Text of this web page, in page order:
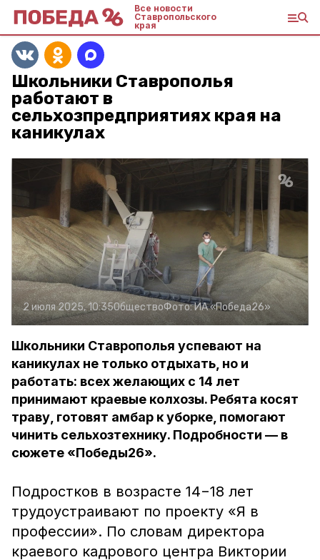
Все новости
Ставропольского
края
Школьники Ставрополья
работают в
сельхозпредприятиях края на
каникулах
2 июля 2025, 10:35ОбществоФото:ИА «Победа26»
Школьники Ставрополья успевают на
каникулах не только отдыхать, но и
работать: всех желающих с 14 лет
принимают краевые колхозы. Ребята косят
траву, готовят амбар к уборке, помогают
чинить сельхозтехнику. Подробности — в
сюжете «Победы26».
Подростков в возрасте 14−18 лет
трудоустраивают по проекту «Я в
профессии». По словам директора
краевого кадрового центра Виктории